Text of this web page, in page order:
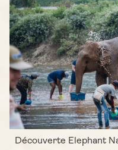
Découverte Elephant